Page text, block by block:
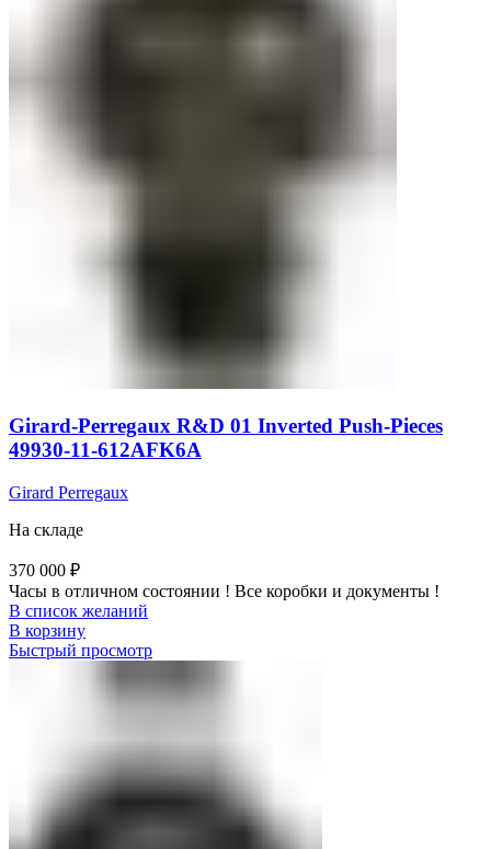
Girard-Perregaux R&D 01 Inverted Push-Pieces
49930-11-612AFK6A
Girard Perregaux
На складе
370 000 ₽
Часы в отличном состоянии ! Все коробки и документы !
В список желаний
В корзину
Быстрый просмотр